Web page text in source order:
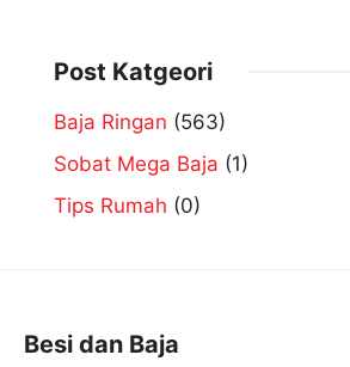
Post Katgeori
Baja Ringan (563)
Sobat Mega Baja (1)
Tips Rumah (0)
Besi dan Baja